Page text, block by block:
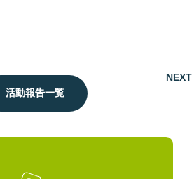
活動報告一覧
NEXT